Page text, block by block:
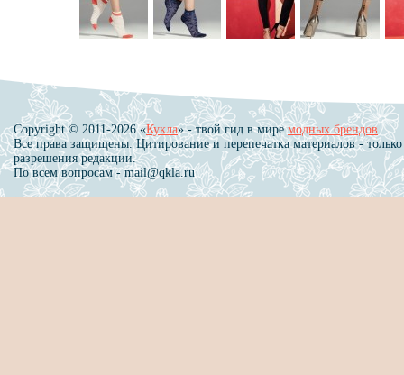
Copyright © 2011-2026 «Кукла» - твой гид в миремодных брендов.
Все права защищены. Цитирование и перепечатка материалов - только
разрешения редакции.
По всем вопросам - mail@qkla.ru